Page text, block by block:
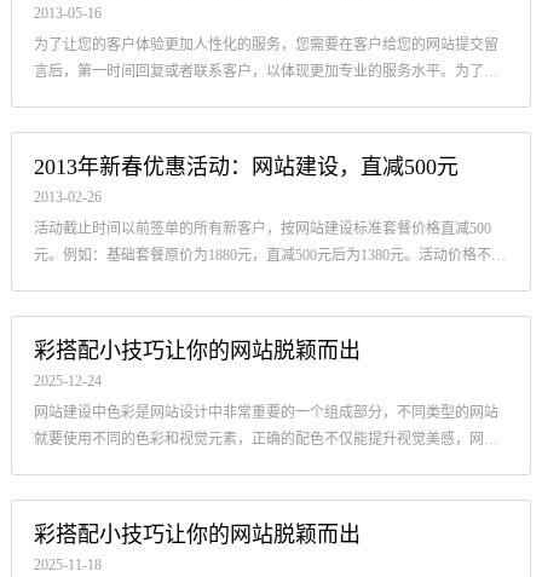
2013-05-16
为了让您的客户体验更加人性化的服务，您需要在客户给您的网站提交留
言后，第一时间回复或者联系客户，以体现更加专业的服务水平。为了帮
2013年新春优惠活动：网站建设，直减500元
2013-02-26
活动截止时间以前签单的所有新客户，按网站建设标准套餐价格直减500
元。例如：基础套餐原价为1880元，直减500元后为1380元。活动价格不再
彩搭配小技巧让你的网站脱颖而出
2025-12-24
网站建设中色彩是网站设计中非常重要的一个组成部分，不同类型的网站
就要使用不同的色彩和视觉元素，正确的配色不仅能提升视觉美感，网站
彩搭配小技巧让你的网站脱颖而出
2025-11-18